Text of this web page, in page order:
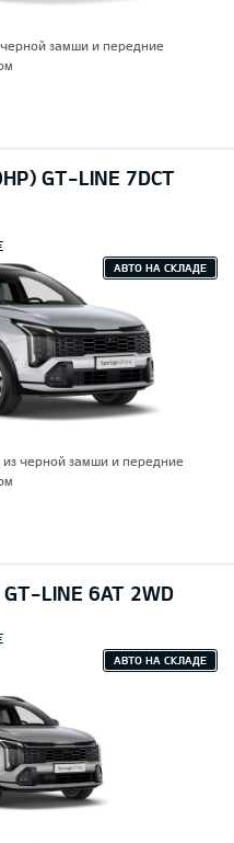
замши и передние
GT-LINE 7DCT
АВТО НА СКЛАДЕ
черной замши и передние
GT-LINE 6AT 2WD
АВТО НА СКЛАДЕ